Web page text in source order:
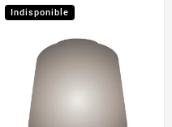
Indisponible